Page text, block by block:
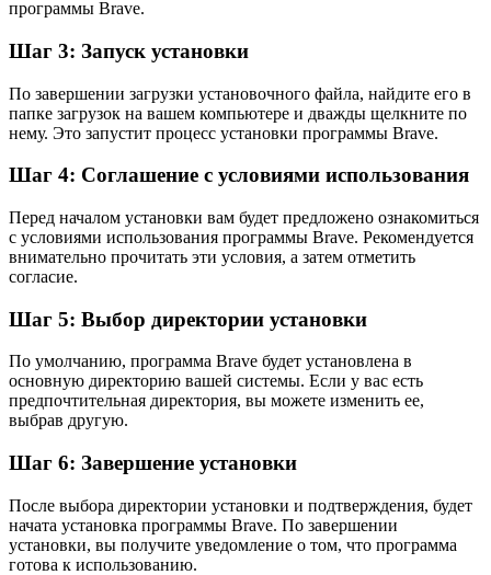
программы Brave.
Шаг 3: Запуск установки
По завершении загрузки установочного файла, найдите его в
папке загрузок на вашем компьютере и дважды щелкните по
нему. Это запустит процесс установки программы Brave.
Шаг 4: Соглашение с условиями использования
Перед началом установки вам будет предложено ознакомиться
с условиями использования программы Brave. Рекомендуется
внимательно прочитать эти условия, а затем отметить
согласие.
Шаг 5: Выбор директории установки
По умолчанию, программа Brave будет установлена в
основную директорию вашей системы. Если у вас есть
предпочтительная директория, вы можете изменить ее,
выбрав другую.
Шаг 6: Завершение установки
После выбора директории установки и подтверждения, будет
начата установка программы Brave. По завершении
установки, вы получите уведомление о том, что программа
готова к использованию.